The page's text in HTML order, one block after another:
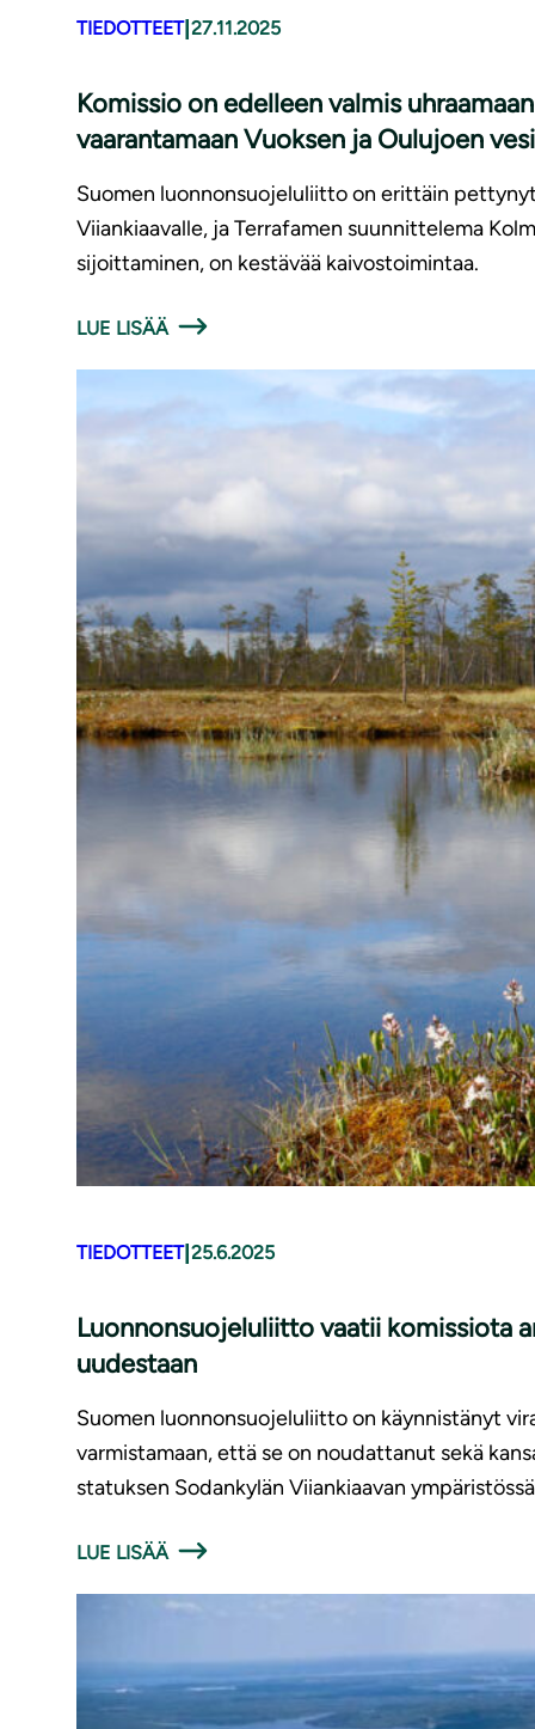
TIEDOTTEET| 27.11.2025
Komissio on edelleen valmis
vaarantamaan Vuoksen ja Oulujoen
Suomen luonnonsuojeluliitto on erittäin
Viiankiaavalle, ja Terrafamen suunnittelema
sijoittaminen, on kestävää kaivostoimintaa.
LUE LISÄÄ
TIEDOTTEET| 25.6.2025
Luonnonsuojeluliitto vaatii komissiota
uudestaan
Suomen luonnonsuojeluliitto on käynnistänyt
varmistamaan, että se on noudattanut sekä
statuksen Sodankylän Viiankiaavan
LUE LISÄÄ